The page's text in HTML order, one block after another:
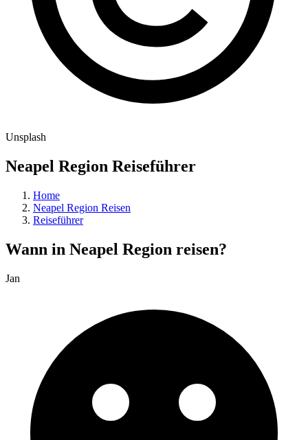
Unsplash
Neapel Region Reiseführer
Home
Neapel Region Reisen
Reiseführer
Wann in Neapel Region reisen?
Jan